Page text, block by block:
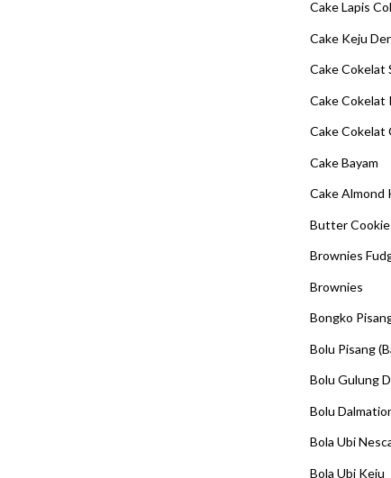
Cake Lapis
Cake Keju
Cake Cokelat
Cake Cokelat
Cake Cokelat
Cake Bayam
Cake Almond
Butter
Brownies
Brownies
Bongko
Bolu Pisang
Bolu Gulung
Bolu
Bola Ubi
Bola Ubi Keju